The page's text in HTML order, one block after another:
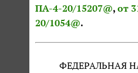
ПА-4-20/15207@, от
20/1054@.
ФЕДЕРАЛЬНАЯ